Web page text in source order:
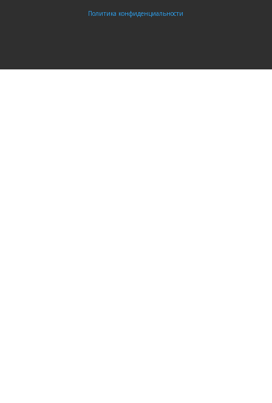
Политика конфиденциальности